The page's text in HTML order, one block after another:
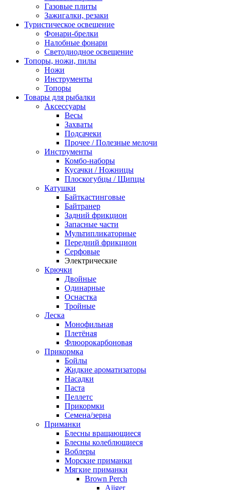
Газовые плиты
Зажигалки, резаки
Туристическое освещение
Фонари-брелки
Налобные фонари
Светодиодное освещение
Топоры, ножи, пилы
Ножи
Инструменты
Топоры
Товары для рыбалки
Аксессуары
Весы
Захваты
Подсачеки
Прочее / Полезные мелочи
Инструменты
Комбо-наборы
Кусачки / Ножницы
Плоскогубцы / Щипцы
Катушки
Байткастинговые
Байтранер
Задний фрикцион
Запасные части
Мультипликаторные
Передний фрикцион
Серфовые
Электрические
Крючки
Двойные
Одинарные
Оснастка
Тройные
Леска
Монофильная
Плетёная
Флюорокарбоновая
Прикормка
Бойлы
Жидкие ароматизаторы
Насадки
Паста
Пеллетс
Прикормки
Семена/зерна
Приманки
Блесны вращающиеся
Блесны колеблющиеся
Воблеры
Морские приманки
Мягкие приманки
Brown Perch
Ajiger